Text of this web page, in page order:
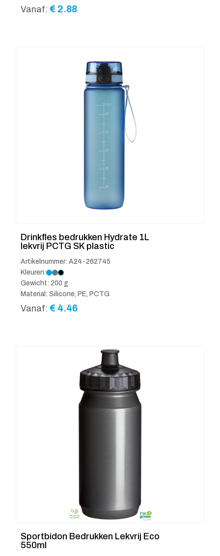
Vanaf: € 2.88
Drinkfles bedrukken Hydrate 1L
lekvrij PCTG SK plastic
Artikelnummer: A24-262745
Kleuren:
Gewicht: 200 g
Material: Silicone, PE, PCTG
Vanaf: € 4.46
Sportbidon Bedrukken Lekvrij Eco
550ml